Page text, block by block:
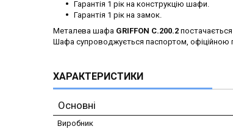
Гарантія 1 рік на конструкцію шафи.
Гарантія 1 рік на замок.
Металева шафа GRIFFON C.200.2 постачається
Шафа супроводжується паспортом, офіційною
ХАРАКТЕРИСТИКИ
Основні
Виробник